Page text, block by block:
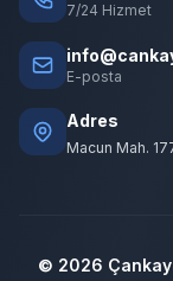
7/24 Hizmet
E-posta
Adres
Macun Mah.
© 2026